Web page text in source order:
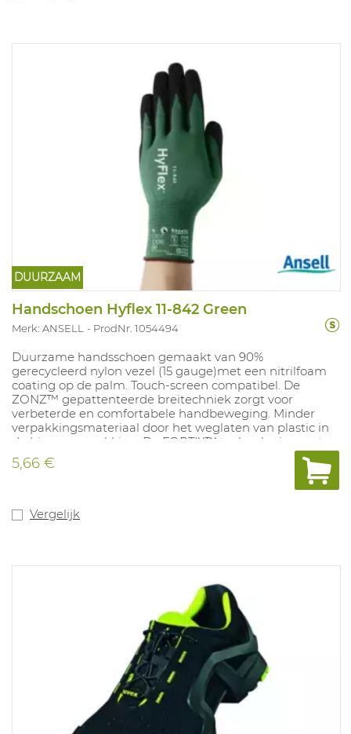
DUURZAAM
Handschoen Hyflex 11-842 Green
Merk: ANSELL ProdNr. 1054494
Duurzame handsschoen gemaakt van 90%
gerecycleerd nylon vezel (15 gauge)met een nitrilfoam
coating op de palm. Touch-screen compatibel. De
ZONZ™ gepattenteerde breitechniek zorgt voor
verbeterde en comfortabele handbeweging. Minder
verpakkingsmateriaal door het weglaten van plastic in
de binnenverpakking. De FORTIX™ technologie zorgt
ervoor dat de handschoen 20% meer abrasiebestand is,
en dus langer gebruikt kan worden in toepassingen
waar veel schuurweerstand aan te pas komt. Latex-,
voeidingsmiddelen industrie. Maten: 5-12.
5,66 €
Vergelijk